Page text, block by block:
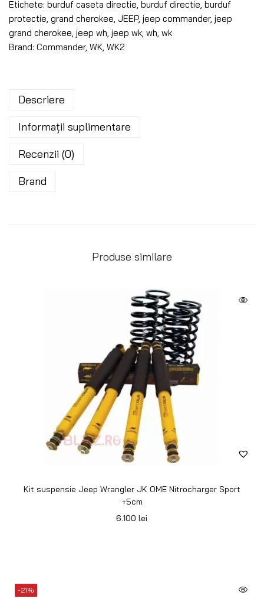
Etichete: burduf caseta directie burduf directie burduf
protectie grand cherokee JEEP, jeep commander, jeep
grand cherokee jeep wh jeep wk wh wk
Brand: Commander, WK WK2
Descriere
Informații suplimentare
Recenzii (0)
Brand
Produse similare
Kit suspensie Jeep Wrangler JK OME Nitrocharger Sport
+5cm
6.100lei
-21%